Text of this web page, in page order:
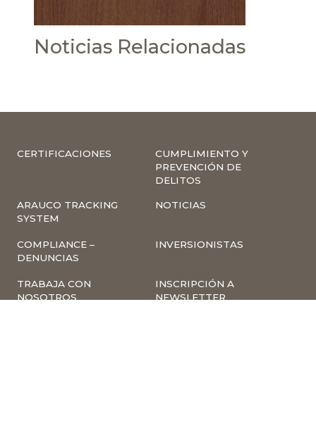
Noticias Relacionadas
CERTIFICACIONES
CUMPLIMIENTO Y
PREVENCIÓN DE
DELITOS
ARAUCO TRACKING
SYSTEM
NOTICIAS
COMPLIANCE –
DENUNCIAS
INVERSIONISTAS
TRABAJA CON
NOSOTROS
INSCRIPCIÓN A
NEWSLETTER